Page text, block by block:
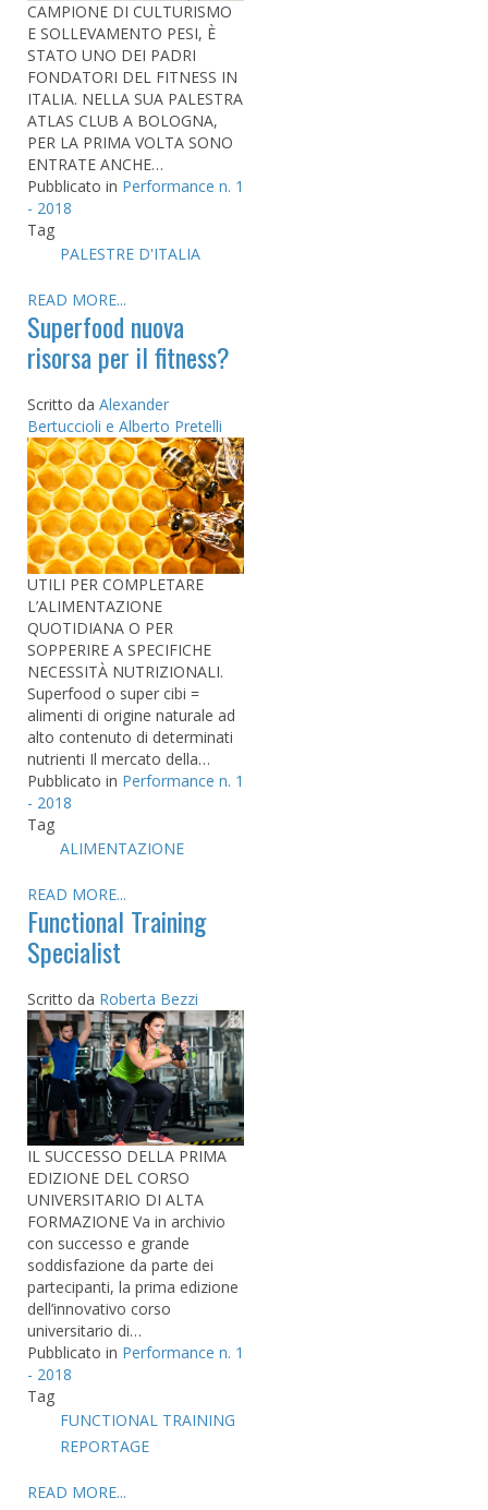
CAMPIONE DI CULTURISMO
E SOLLEVAMENTO PESI, È
STATO UNO DEI PADRI
FONDATORI DEL FITNESS IN
ITALIA. NELLA SUA PALESTRA
ATLAS CLUB A BOLOGNA,
PER LA PRIMA VOLTA SONO
ENTRATE ANCHE…
Pubblicato in Performance n. 1
- 2018
Tag
PALESTRE D'ITALIA
READ MORE...
Superfood nuova
risorsa per il fitness?
Scritto da Alexander
Bertuccioli e Alberto Pretelli
UTILI PER COMPLETARE
L’ALIMENTAZIONE
QUOTIDIANA O PER
SOPPERIRE A SPECIFICHE
NECESSITÀ NUTRIZIONALI.
Superfood o super cibi =
alimenti di origine naturale ad
alto contenuto di determinati
nutrienti Il mercato della…
Pubblicato in Performance n. 1
- 2018
Tag
ALIMENTAZIONE
READ MORE...
Functional Training
Specialist
Scritto da Roberta Bezzi
IL SUCCESSO DELLA PRIMA
EDIZIONE DEL CORSO
UNIVERSITARIO DI ALTA
FORMAZIONE Va in archivio
con successo e grande
soddisfazione da parte dei
partecipanti, la prima edizione
dell’innovativo corso
universitario di…
Pubblicato in Performance n. 1
- 2018
Tag
FUNCTIONAL TRAINING
REPORTAGE
READ MORE...